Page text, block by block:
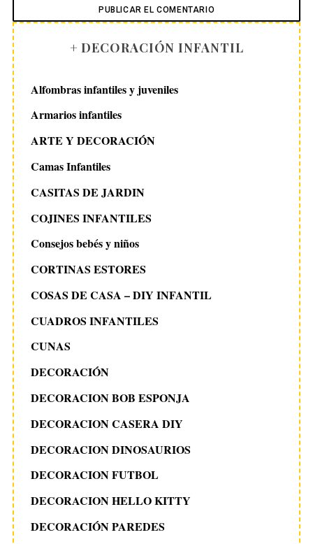
+ DECORACIÓN INFANTIL
Alfombras infantiles y juveniles
Armarios infantiles
ARTE Y DECORACIÓN
Camas Infantiles
CASITAS DE JARDIN
COJINES INFANTILES
Consejos bebés y niños
CORTINAS ESTORES
COSAS DE CASA – DIY INFANTIL
CUADROS INFANTILES
CUNAS
DECORACIÓN
DECORACION BOB ESPONJA
DECORACION CASERA DIY
DECORACION DINOSAURIOS
DECORACION FUTBOL
DECORACION HELLO KITTY
DECORACIÓN PAREDES